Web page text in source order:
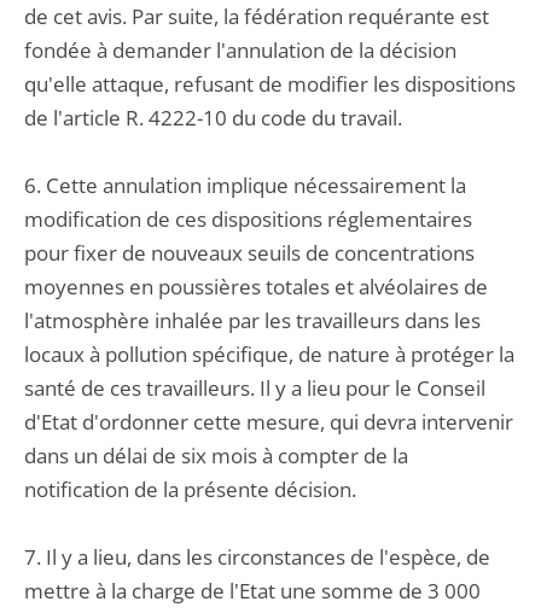
de cet avis. Par suite, la fédération requérante est
fondée à demander l'annulation de la décision
qu'elle attaque, refusant de modifier les dispositions
de l'article R. 4222-10 du code du travail.
6. Cette annulation implique nécessairement la
modification de ces dispositions réglementaires
pour fixer de nouveaux seuils de concentrations
moyennes en poussières totales et alvéolaires de
l'atmosphère inhalée par les travailleurs dans les
locaux à pollution spécifique, de nature à protéger la
santé de ces travailleurs. Il y a lieu pour le Conseil
d'Etat d'ordonner cette mesure, qui devra intervenir
dans un délai de six mois à compter de la
notification de la présente décision.
7. Il y a lieu, dans les circonstances de l'espèce, de
mettre à la charge de l'Etat une somme de 3 000